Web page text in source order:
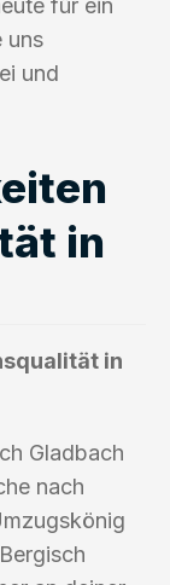
für ein
uns
und
in
in
Gladbach
nach